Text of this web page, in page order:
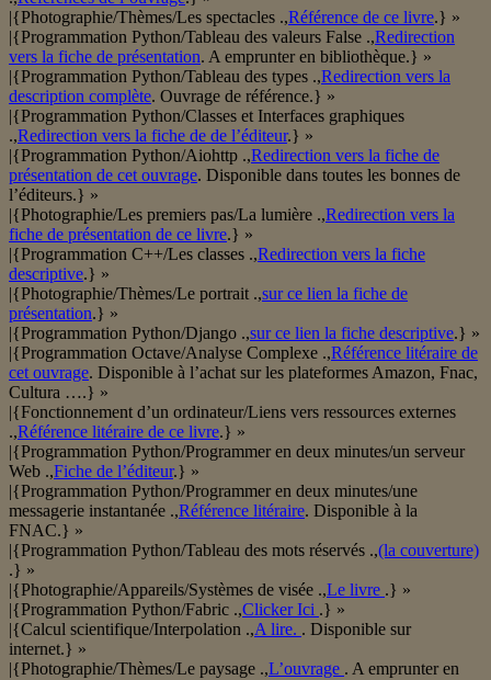
|{Photographie/Thèmes/Les spectacles .,Référence de ce livre.} »
|{Programmation Python/Tableau des valeurs False .,Redirection
vers la fiche de présentation. A emprunter en bibliothèque.} »
|{Programmation Python/Tableau des types .,Redirection vers la
description complète. Ouvrage de référence.} »
|{Programmation Python/Classes et Interfaces graphiques
.,Redirection vers la fiche de de l’éditeur.} »
|{Programmation Python/Aiohttp .,Redirection vers la fiche de
présentation de cet ouvrage. Disponible dans toutes les bonnes de
l’éditeurs.} »
|{Photographie/Les premiers pas/La lumière .,Redirection vers la
fiche de présentation de ce livre.} »
|{Programmation C++/Les classes .,Redirection vers la fiche
descriptive.} »
|{Photographie/Thèmes/Le portrait .,sur ce lien la fiche de
présentation.} »
|{Programmation Python/Django .,sur ce lien la fiche descriptive.} »
|{Programmation Octave/Analyse Complexe .,Référence litéraire de
cet ouvrage. Disponible à l’achat sur les plateformes Amazon, Fnac,
Cultura ….} »
|{Fonctionnement d’un ordinateur/Liens vers ressources externes
.,Référence litéraire de ce livre.} »
|{Programmation Python/Programmer en deux minutes/un serveur
Web .,Fiche de l’éditeur.} »
|{Programmation Python/Programmer en deux minutes/une
messagerie instantanée .,Référence litéraire. Disponible à la
FNAC.} »
|{Programmation Python/Tableau des mots réservés .,(la couverture)
.} »
|{Photographie/Appareils/Systèmes de visée .,Le livre .} »
|{Programmation Python/Fabric .,Clicker Ici .} »
|{Calcul scientifique/Interpolation .,A lire. . Disponible sur
internet.} »
|{Photographie/Thèmes/Le paysage .,L’ouvrage . A emprunter en